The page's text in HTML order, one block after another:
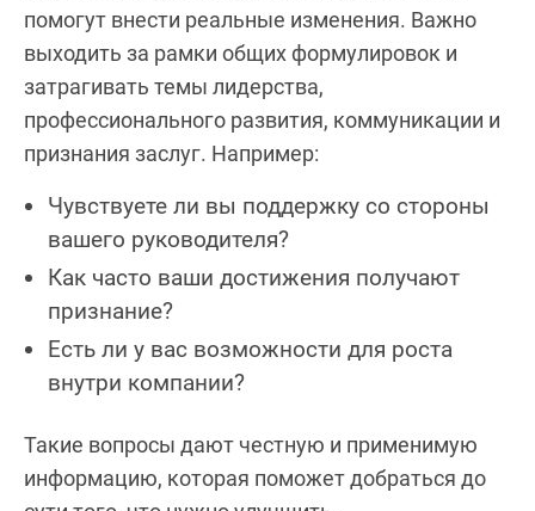
помогут внести реальные изменения. Важно
выходить за рамки общих формулировок и
затрагивать темы лидерства,
профессионального развития, коммуникации и
признания заслуг. Например:
Чувствуете ли вы поддержку со стороны
вашего руководителя?
Как часто ваши достижения получают
признание?
Есть ли у вас возможности для роста
внутри компании?
Такие вопросы дают честную и применимую
информацию, которая поможет добраться до